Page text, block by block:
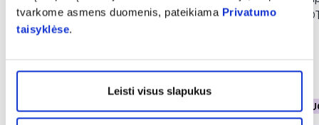
tvarkome asmens duomenis, pateikiama Privatumo
taisyklėse.
Leisti visus slapukus
20 mg, 30 tab.
BIOAKTYVUS
% PAPILDOMA